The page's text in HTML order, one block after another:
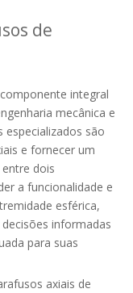
de
integral
mecânica e
especializados são
e fornecer um
dois
a funcionalidade e
esférica,
informadas
para suas
axiais de